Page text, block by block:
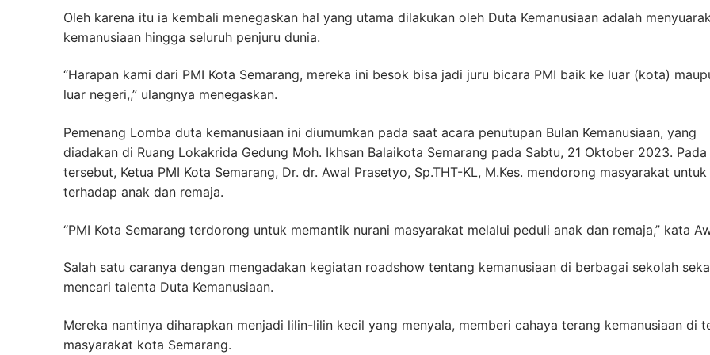
Oleh karena itu ia kembali menegaskan hal yang utama dilakukan oleh Duta Kemanusiaan adalah
kemanusiaan hingga seluruh penjuru dunia.
“Harapan kami dari PMI Kota Semarang, mereka ini besok bisa jadi juru bicara PMI baik ke luar (kota)
luar negeri,,” ulangnya menegaskan.
Pemenang Lomba duta kemanusiaan ini diumumkan pada saat acara penutupan Bulan Kemanusiaan, yang
diadakan di Ruang Lokakrida Gedung Moh. Ikhsan Balaikota Semarang pada Sabtu, 21 Oktober 2023.
tersebut, Ketua PMI Kota Semarang, Dr. dr. Awal Prasetyo, Sp.THT-KL, M.Kes. mendorong masyarakat
terhadap anak dan remaja.
“PMI Kota Semarang terdorong untuk memantik nurani masyarakat melalui peduli anak dan remaja,” kata
Salah satu caranya dengan mengadakan kegiatan roadshow tentang kemanusiaan di berbagai sekolah
mencari talenta Duta Kemanusiaan.
Mereka nantinya diharapkan menjadi lilin-lilin kecil yang menyala, memberi cahaya terang kemanusiaan di
masyarakat kota Semarang.